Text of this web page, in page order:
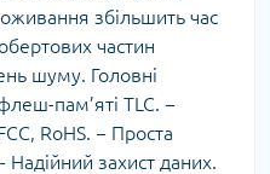
збільшить час
частин
шуму. Головні
пам’яті TLC. −
RoHS. − Проста
Надійний захист даних.